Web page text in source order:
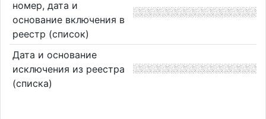
номер, дата и
основание включения в
реестр (список)
Дата и основание
исключения из реестра
(списка)